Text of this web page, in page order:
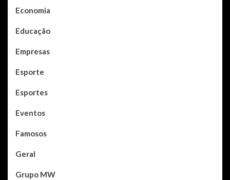
Economia
Educação
Empresas
Esporte
Esportes
Eventos
Famosos
Geral
Grupo MW